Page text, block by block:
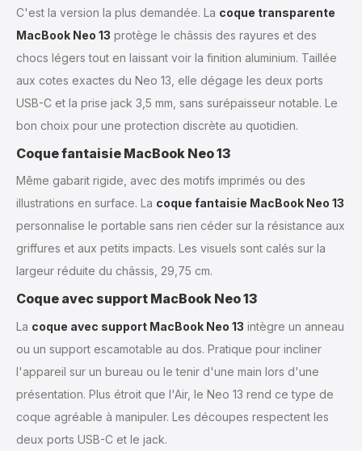
C'est la version la plus demandée. La coque transparente
MacBook Neo 13 protège le châssis des rayures et des
chocs légers tout en laissant voir la finition aluminium. Taillée
aux cotes exactes du Neo 13, elle dégage les deux ports
USB-C et la prise jack 3,5 mm, sans surépaisseur notable. Le
bon choix pour une protection discrète au quotidien.
Coque fantaisie MacBook Neo 13
Même gabarit rigide, avec des motifs imprimés ou des
illustrations en surface. La coque fantaisie MacBook Neo 13
personnalise le portable sans rien céder sur la résistance aux
griffures et aux petits impacts. Les visuels sont calés sur la
largeur réduite du châssis, 29,75 cm.
Coque avec support MacBook Neo 13
La coque avec support MacBook Neo 13 intègre un anneau
ou un support escamotable au dos. Pratique pour incliner
l'appareil sur un bureau ou le tenir d'une main lors d'une
présentation. Plus étroit que l'Air, le Neo 13 rend ce type de
coque agréable à manipuler. Les découpes respectent les
deux ports USB-C et le jack.